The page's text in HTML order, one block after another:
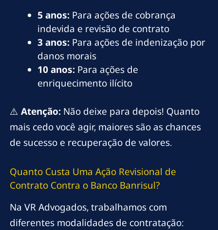
5 anos: Para ações de cobrança
indevida e revisão de contrato
3 anos: Para ações de indenização por
danos morais
10 anos: Para ações de
enriquecimento ilícito
⚠️ Atenção: Não deixe para depois! Quanto
mais cedo você agir, maiores são as chances
de sucesso e recuperação de valores.
Quanto Custa Uma Ação Revisional de
Contrato Contra o Banco Banrisul?
Na VR Advogados, trabalhamos com
diferentes modalidades de contratação: